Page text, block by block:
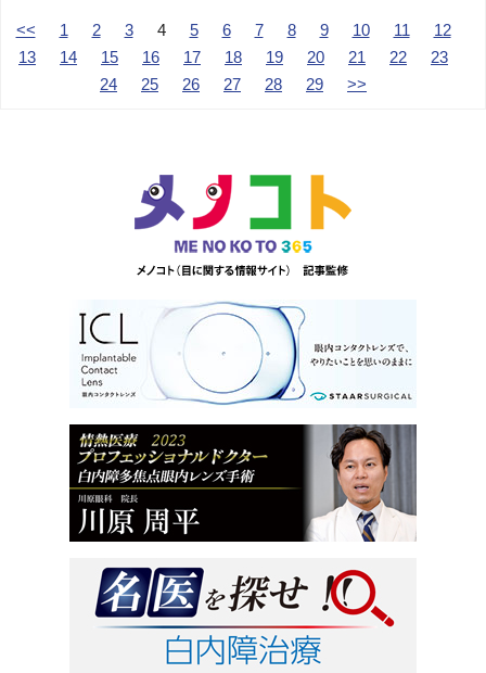
<< 1 2 3 4 5 6 7 8 9 10 11
12
13
14 15 16 17 18 19 20 21 22
23
24
25 26 27 28 29 >>